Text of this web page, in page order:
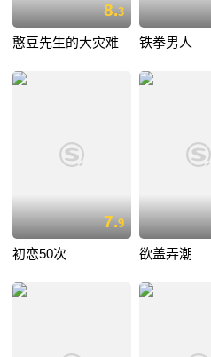
8.3
憨豆先生的大灾难 铁拳男人
7.9
初恋50次 欲盖弄潮